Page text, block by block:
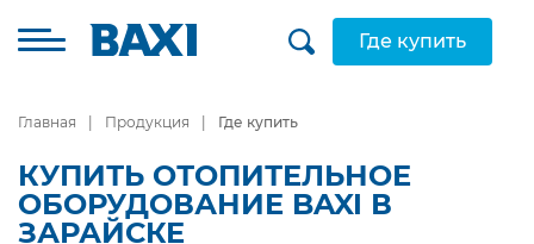
Где купить
Главная Продукция Где купить
КУПИТЬ ОТОПИТЕЛЬНОЕ
ОБОРУДОВАНИЕ BAXI В
ЗАРАЙСКЕ